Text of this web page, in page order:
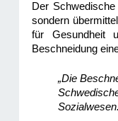
Der
sondern
für Gesundheit
Beschneidung
„Die
Sozialwesen.